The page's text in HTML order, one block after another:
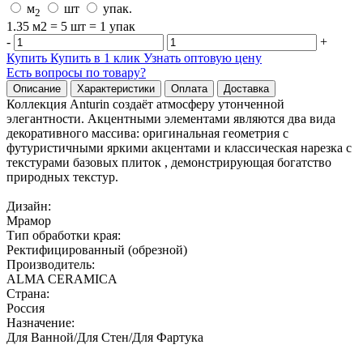
м2 шт
упак.
1.35 м2 = 5 шт = 1 упак
-
+
Купить Купить в 1 клик Узнать оптовую цену
Есть вопросы по товару?
Описание Характеристики Оплата Доставка
Коллекция Anturin создаёт атмосферу утонченной
элегантности. Акцентными элементами являются два вида
декоративного массива: оригинальная геометрия с
футуристичными яркими акцентами и классическая нарезка с
текстурами базовых плиток , демонстрирующая богатство
природных текстур.
Дизайн:
Мрамор
Тип обработки края:
Ректифицированный (обрезной)
Производитель:
ALMA CERAMICA
Страна:
Россия
Назначение:
Для Ванной/Для Стен/Для Фартука